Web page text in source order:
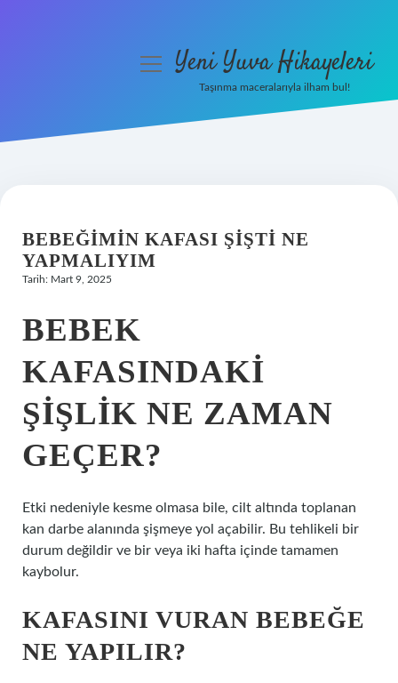
Hakkımızda
menüyüYeni Yuva Hikayeleri
Taşınma maceralarıyla ilham bul!
BEBEĞIMIN KAFASI ŞIŞTI NE
YAPMALIYIM
Tarih: Mart 9, 2025
BEBEK
KAFASINDAKI
ŞIŞLIK NE ZAMAN
GEÇER?
Etki nedeniyle kesme olmasa bile, cilt altında toplanan
kan darbe alanında şişmeye yol açabilir. Bu tehlikeli bir
durum değildir ve bir veya iki hafta içinde tamamen
kaybolur.
KAFASINI VURAN BEBEĞE
NE YAPILIR?